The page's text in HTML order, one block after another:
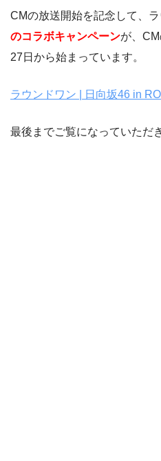
CMの放送開始を記念して、
のコラボキャンペーンが、
27日から始まっています。
ラウンドワン | 日向坂46 in
最後までご覧になっていただ